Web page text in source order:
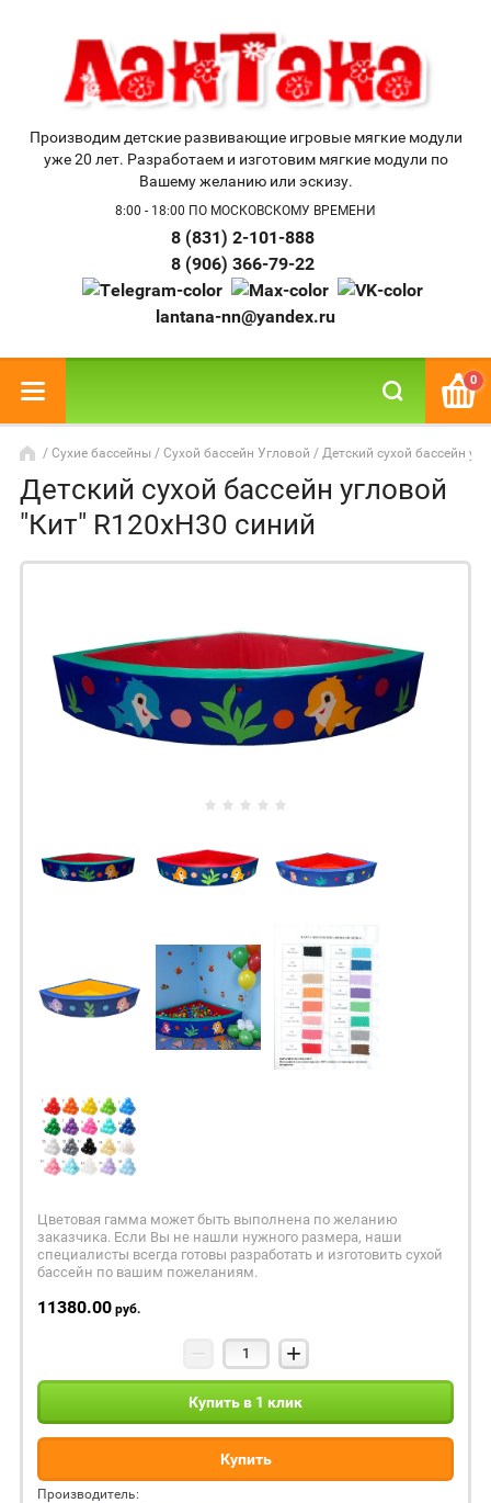
Производим детские развивающие игровые мягкие модули
уже 20 лет. Разработаем и изготовим мягкие модули по
Вашему желанию или эскизу.
8:00 - 18:00 ПО МОСКОВСКОМУ ВРЕМЕНИ
8 (831) 2-101-888
8 (906) 366-79-22
lantana-nn@yandex.ru
0
/ Сухие бассейны / Сухой бассейн Угловой / Детский сухой бассейн
Детский сухой бассейн угловой
"Кит" R120xH30 синий
Цветовая гамма может быть выполнена по желанию
заказчика. Если Вы не нашли нужного размера, наши
специалисты всегда готовы разработать и изготовить сухой
бассейн по вашим пожеланиям.
11380.00 руб.
− +
Купить в 1 клик
Купить
Производитель: